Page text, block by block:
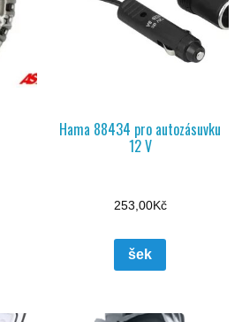
Hama 88434 pro autozásuvku
12 V
253,00Kč
šek